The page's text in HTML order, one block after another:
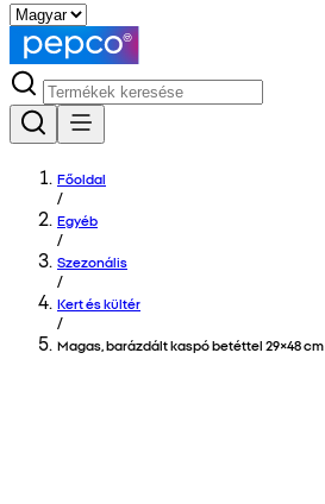
Főoldal
/
Egyéb
/
Szezonális
/
Kert és kültér
/
Magas, barázdált kaspó betéttel 29×48 cm